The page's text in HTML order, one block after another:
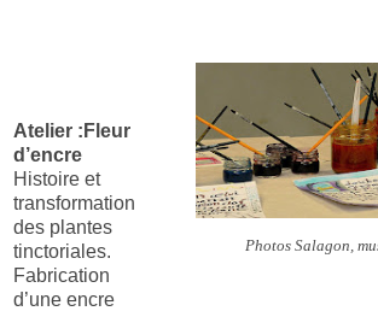
Photos Salagon,
Atelier : Fleur
d’encre
Histoire et
transformation
des plantes
tinctoriales.
Fabrication
d’une encre